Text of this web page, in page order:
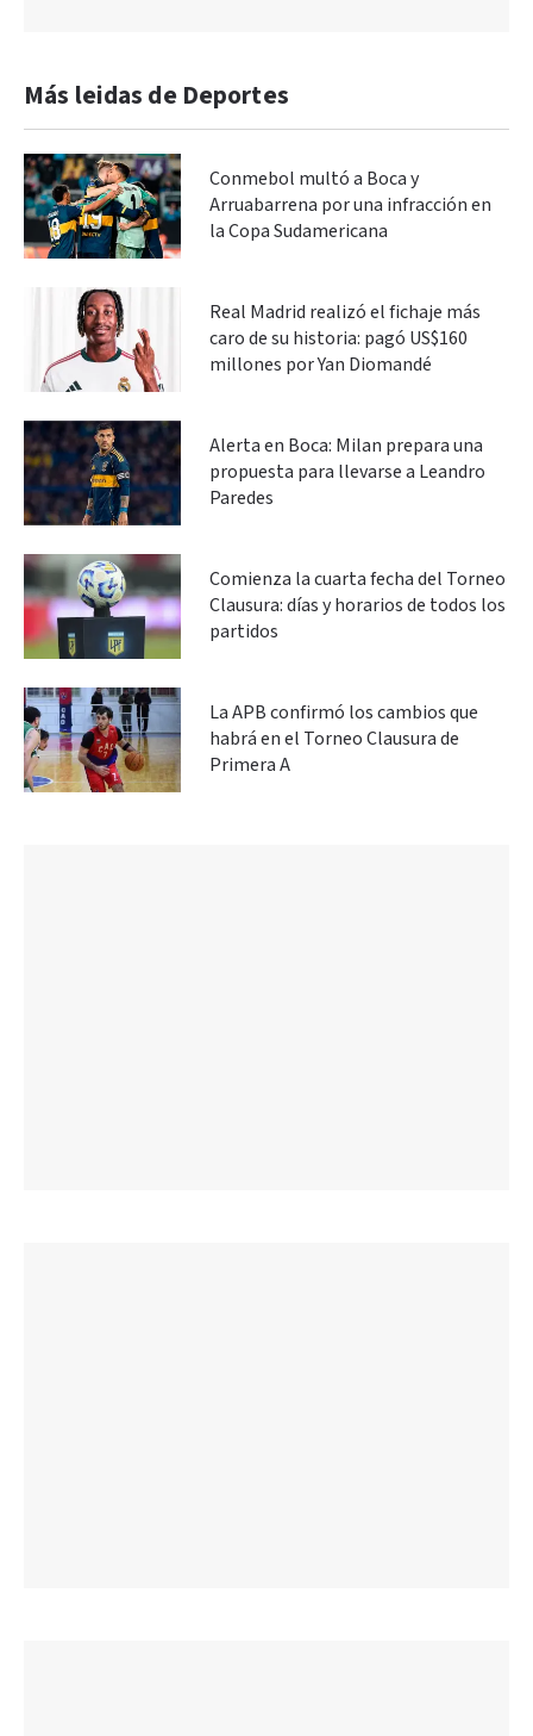
Más leidas de Deportes
Conmebol multó a Boca y
Arruabarrena por una infracción en
la Copa Sudamericana
Real Madrid realizó el fichaje más
caro de su historia: pagó US$160
millones por Yan Diomandé
Alerta en Boca: Milan prepara una
propuesta para llevarse a Leandro
Paredes
Comienza la cuarta fecha del Torneo
Clausura: días y horarios de todos los
partidos
La APB confirmó los cambios que
habrá en el Torneo Clausura de
Primera A